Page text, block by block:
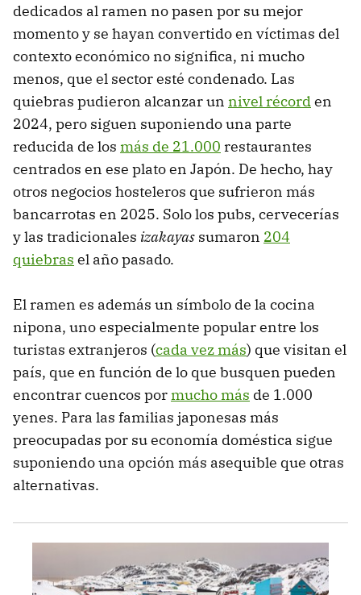
dedicados al ramen no pasen por su mejor
momento y se hayan convertido en víctimas del
contexto económico no significa, ni mucho
menos, que el sector esté condenado. Las
quiebras pudieron alcanzar un nivel récord en
2024, pero siguen suponiendo una parte
reducida de los más de 21.000 restaurantes
centrados en ese plato en Japón. De hecho, hay
otros negocios hosteleros que sufrieron más
bancarrotas en 2025. Solo los pubs, cervecerías
y las tradicionales izakayas sumaron 204
quiebras el año pasado.
El ramen es además un símbolo de la cocina
nipona, uno especialmente popular entre los
turistas extranjeros (cada vez más) que visitan el
país, que en función de lo que busquen pueden
encontrar cuencos pormucho más de 1.000
yenes. Para las familias japonesas más
preocupadas por su economía doméstica sigue
suponiendo una opción más asequible que otras
alternativas.